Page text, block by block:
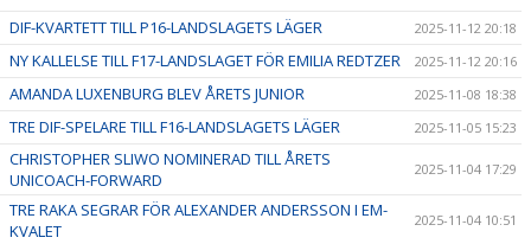
DIF-KVARTETT TILL P16-LANDSLAGETS LÄGER 2025-11-12 20:18
NY KALLELSE TILL F17-LANDSLAGET FÖR EMILIA REDTZER 2025-11-12 20:16
AMANDA LUXENBURG BLEV ÅRETS JUNIOR 2025-11-08 18:38
TRE DIF-SPELARE TILL F16-LANDSLAGETS LÄGER 2025-11-05 15:23
CHRISTOPHER SLIWO NOMINERAD TILL ÅRETS
UNICOACH-FORWARD
2025-11-04 17:29
TRE RAKA SEGRAR FÖR ALEXANDER ANDERSSON I EM-
KVALET
2025-11-04 10:51